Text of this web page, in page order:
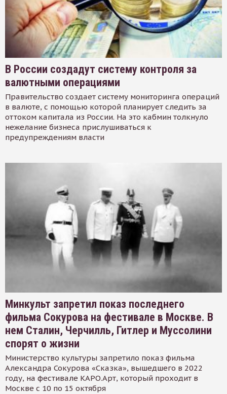
В России создадут систему контроля за
валютными операциями
Правительство создает систему мониторинга операций
в валюте, с помощью которой планирует следить за
оттоком капитала из России. На это кабмин толкнуло
нежелание бизнеса прислушиваться к
предупреждениям власти
Минкульт запретил показ последнего
фильма Сокурова на фестивале в Москве. В
нем Сталин, Черчилль, Гитлер и Муссолини
спорят о жизни
Министерство культуры запретило показ фильма
Александра Сокурова «Сказка», вышедшего в 2022
году, на фестивале КАРО.Арт, который проходит в
Москве с 10 по 15 октября